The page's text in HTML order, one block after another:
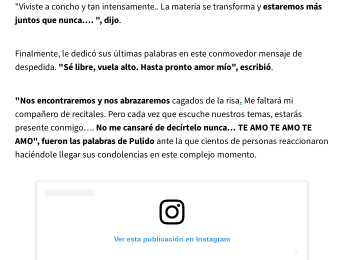
"Viviste a concho y tan intensamente.. La materia se transforma yestaremos más
juntos que nunca…. ", dijo.
Finalmente, le dedicó sus últimas palabras en este conmovedor mensaje de
despedida. "Sé libre, vuela alto. Hasta pronto amor mío", escribió.
"Nos encontraremos y nos abrazaremoscagados de la risa. Me faltará mi
compañero de recitales. Pero cada vez que escuche nuestros temas, estarás
presente conmigo…. No me cansaré de decírtelo nunca… TE AMO TE AMO TE
AMO", fueron las palabras de Pulido ante la que cientos de personas reaccionaron
haciéndole llegar sus condolencias en este complejo momento.
Ver esta publicación en Instagram